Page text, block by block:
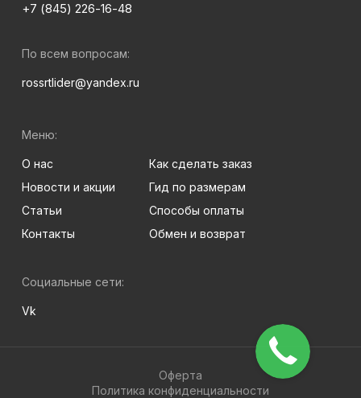
+7 (845) 226-16-48
По всем вопросам:
rossrtlider@yandex.ru
Меню:
О нас
Новости и акции
Статьи
Контакты
Как сделать заказ
Гид по размерам
Способы оплаты
Обмен и возврат
Социальные сети:
Vk
Оферта
Политика конфиденциальности